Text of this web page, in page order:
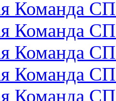
Команда
Команда
Команда
Команда
Команда